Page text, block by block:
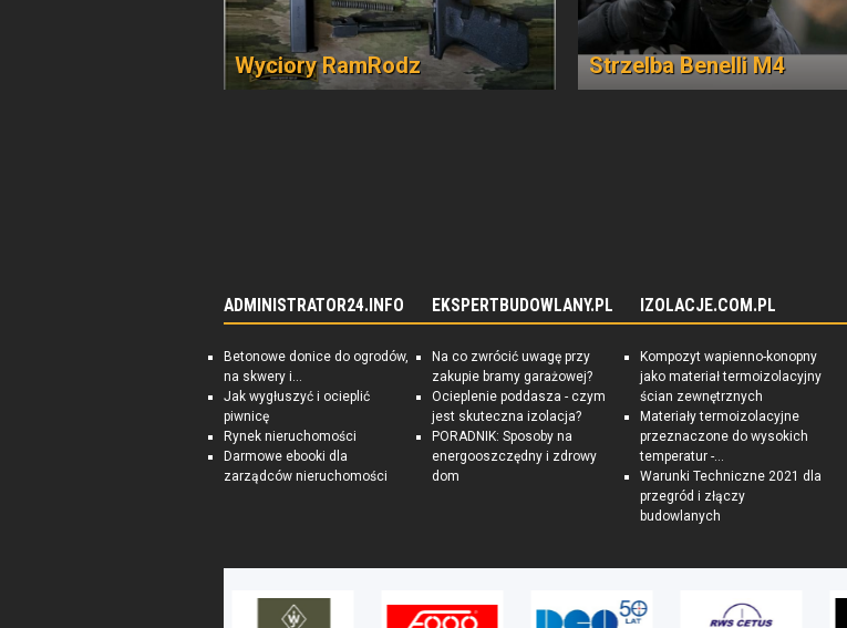
Wyciory RamRodz Strzelba Benelli M4
ADMINISTRATOR24.INFO
Betonowe donice do ogrodów,
na skwery i...
Jak wygłuszyć i ocieplić
piwnicę
Rynek nieruchomości
Darmowe ebooki dla
zarządców nieruchomości
EKSPERTBUDOWLANY.PL
Na co zwrócić uwagę przy
zakupie bramy garażowej?
Ocieplenie poddasza - czym
jest skuteczna izolacja?
PORADNIK: Sposoby na
energooszczędny i zdrowy
dom
IZOLACJE.COM.PL
Kompozyt wapienno-konopny
jako materiał termoizolacyjny
ścian zewnętrznych
Materiały termoizolacyjne
przeznaczone do wysokich
temperatur -...
Warunki Techniczne 2021 dla
przegród i złączy
budowlanych